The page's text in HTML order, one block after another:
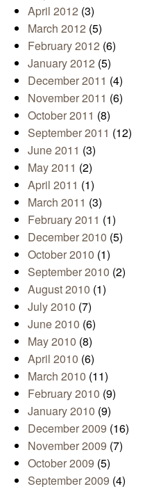
April 2012 (3)
March 2012 (5)
February 2012 (6)
January 2012 (5)
December 2011 (4)
November 2011 (6)
October 2011 (8)
September 2011 (12)
June 2011 (3)
May 2011 (2)
April 2011 (1)
March 2011 (3)
February 2011 (1)
December 2010 (5)
October 2010 (1)
September 2010 (2)
August 2010 (1)
July 2010 (7)
June 2010 (6)
May 2010 (8)
April 2010 (6)
March 2010 (11)
February 2010 (9)
January 2010 (9)
December 2009 (16)
November 2009 (7)
October 2009 (5)
September 2009 (4)